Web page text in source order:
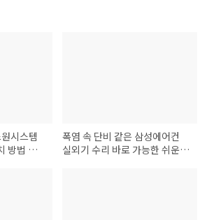
시스템
방법 알
폭염 속 단비 같은 삼성에어컨
실외기 수리 바로 가능한 쉬운